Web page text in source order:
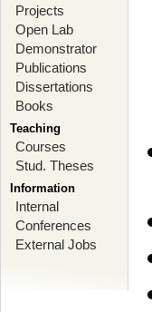
Projects
Open Lab
Demonstrator
Publications
Dissertations
Books
Teaching
Courses
Stud. Theses
Information
Internal
Conferences
External Jobs